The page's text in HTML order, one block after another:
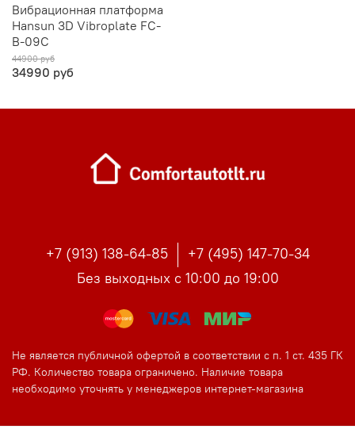
Вибрационная платформа
Hansun 3D Vibroplate FC-
B-09C
44900 руб
34990 руб
+7 (913) 138-64-85
+7 (495) 147-70-34
Без выходных с 10:00 до 19:00
Не является публичной офертой в соответствии с п. 1 ст. 435 ГК
РФ. Количество товара ограничено. Наличие товара
необходимо уточнять у менеджеров интернет-магазина